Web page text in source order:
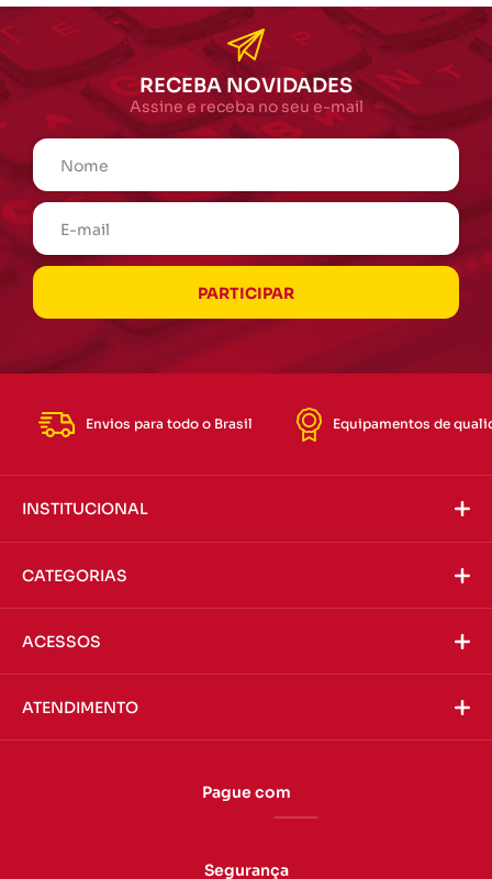
RECEBA NOVIDADES
Assine e receba no seu e-mail
Envios para todo o Brasil Equipamentos de
INSTITUCIONAL
CATEGORIAS
ACESSOS
ATENDIMENTO
Pague com
Segurança